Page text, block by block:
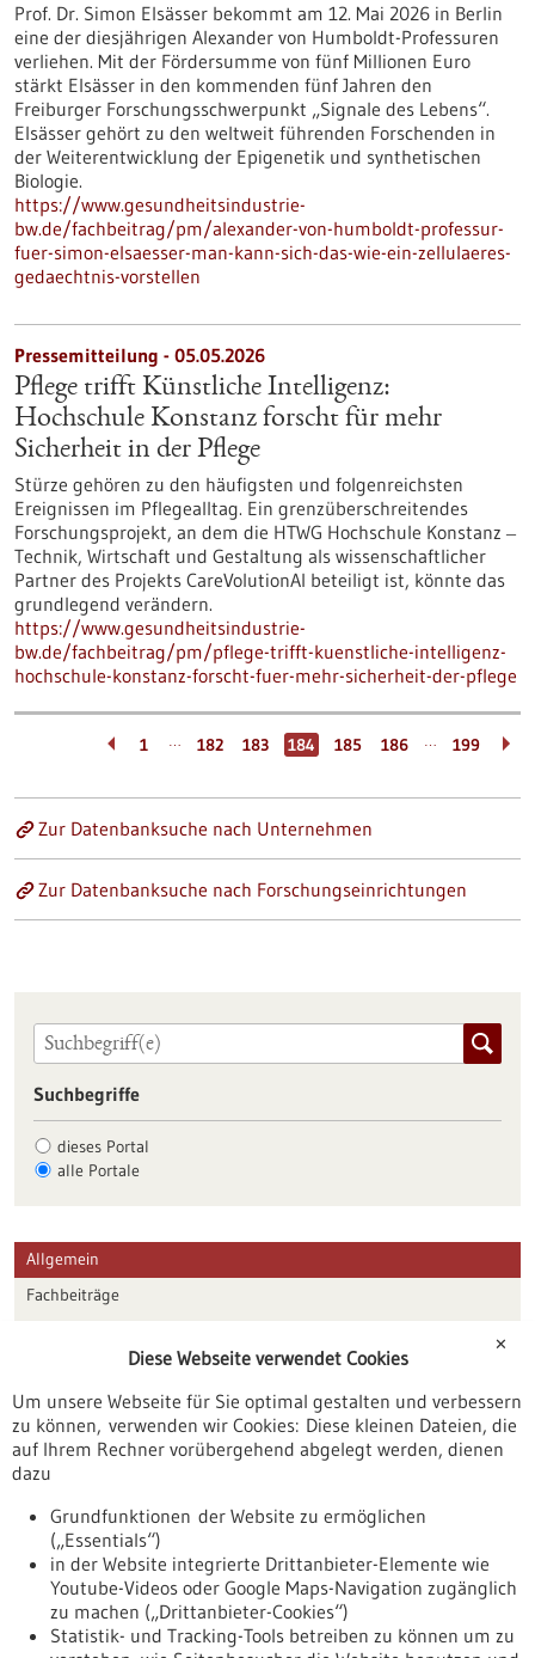
Prof. Dr. Simon Elsässer bekommt am 12. Mai 2026 in Berlin
eine der diesjährigen Alexander von Humboldt-Professuren
verliehen. Mit der Fördersumme von fünf Millionen Euro
stärkt Elsässer in den kommenden fünf Jahren den
Freiburger Forschungsschwerpunkt „Signale des Lebens“.
Elsässer gehört zu den weltweit führenden Forschenden in
der Weiterentwicklung der Epigenetik und synthetischen
Biologie.
https://www.gesundheitsindustrie-
bw.de/fachbeitrag/pm/alexander-von-humboldt-professur-
fuer-simon-elsaesser-man-kann-sich-das-wie-ein-zellulaeres-
gedaechtnis-vorstellen
Pressemitteilung - 05.05.2026
Pflege trifft Künstliche Intelligenz:
Hochschule Konstanz forscht für mehr
Sicherheit in der Pflege
Stürze gehören zu den häufigsten und folgenreichsten
Ereignissen im Pflegealltag. Ein grenzüberschreitendes
Forschungsprojekt, an dem die HTWG Hochschule Konstanz ‒
Technik, Wirtschaft und Gestaltung als wissenschaftlicher
Partner des Projekts CareVolutionAI beteiligt ist, könnte das
grundlegend verändern.
https://www.gesundheitsindustrie-
bw.de/fachbeitrag/pm/pflege-trifft-kuenstliche-intelligenz-
hochschule-konstanz-forscht-fuer-mehr-sicherheit-der-pflege
1 … 182 183 184 185 186 … 199
Zur Datenbanksuche nach Unternehmen
Zur Datenbanksuche nach Forschungseinrichtungen
Suchbegriffe
dieses Portal
alle Portale
Allgemein
Fachbeiträge
Veranstaltungen
Erscheinungsdatum
✕
Diese Webseite verwendet Cookies
Um unsere Webseite für Sie optimal gestalten und verbessern
zu können, verwenden wir Cookies: Diese kleinen Dateien, die
auf Ihrem Rechner vorübergehend abgelegt werden, dienen
dazu
Grundfunktionen der Website zu ermöglichen
(„Essentials“)
in der Website integrierte Drittanbieter-Elemente wie
Youtube-Videos oder Google Maps-Navigation zugänglich
zu machen („Drittanbieter-Cookies“)
Statistik- und Tracking-Tools betreiben zu können um zu